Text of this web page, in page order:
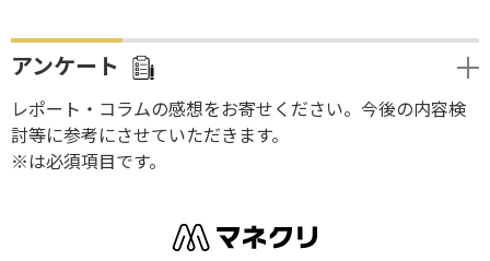
アンケート
レポート・コラムの感想をお寄せください。今後の内容検
討等に参考にさせていただきます。
※は必須項目です。